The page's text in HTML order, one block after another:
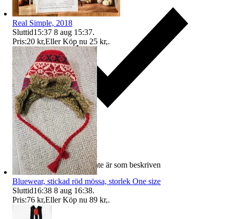
Ersättning om varan inte är som beskriven
Real Simple, 2018
Sluttid15:37 8 aug 15:37.
Pris:20 kr,Eller Köp nu 25 kr,.
Bluewear, stickad röd mössa, storlek One size
Sluttid16:38 8 aug 16:38.
Pris:76 kr,Eller Köp nu 89 kr,.